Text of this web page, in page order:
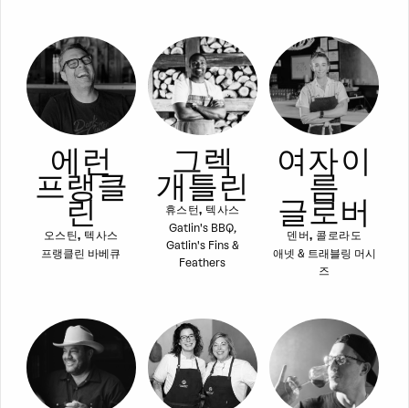
에런
프랭클
린
오스틴, 텍사스
프랭클린 바베큐
그렉
개틀린
휴스턴, 텍사스
Gatlin's BBQ,
Gatlin's Fins &
Feathers
여자 이
름
글로버
덴버, 콜로라도
애넷 & 트래블링 머시
즈